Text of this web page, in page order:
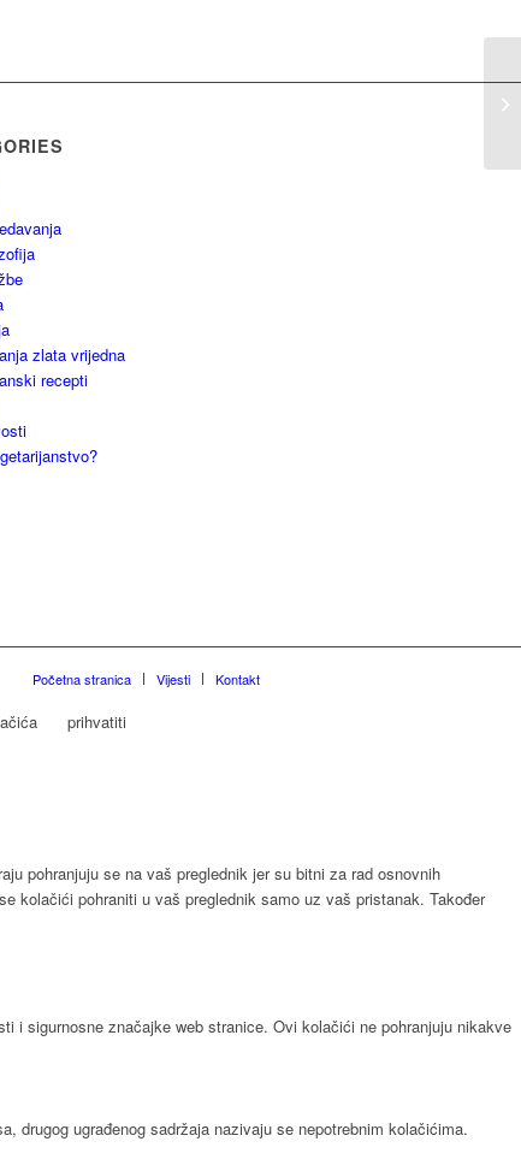
zlata vrijedna
recepti
Početna stranica Vijesti Kontakt
prihvatiti
pohranjuju se na vaš preglednik jer su bitni za rad osnovnih
kolačići pohraniti u vaš preglednik samo uz vaš pristanak. Također
i sigurnosne značajke web stranice. Ovi kolačići ne pohranjuju nikakve
drugog ugrađenog sadržaja nazivaju se nepotrebnim kolačićima.